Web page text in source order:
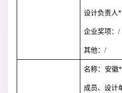
设计负责人
企业奖项：/
其他：/
名称：安徽
成员、设计